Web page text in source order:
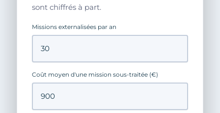
sont chiffrés à part.
Missions externalisées par an
Coût moyen d'une mission sous-traitée (€)